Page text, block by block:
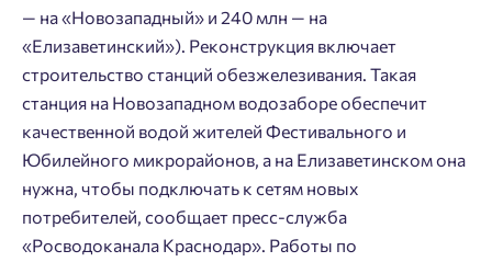
— на «Новозападный» и 240 млн — на
«Елизаветинский»). Реконструкция включает
строительство станций обезжелезивания. Такая
станция на Новозападном водозаборе обеспечит
качественной водой жителей Фестивального и
Юбилейного микрорайонов, а на Елизаветинском она
нужна, чтобы подключать к сетям новых
потребителей, сообщает пресс-служба
«Росводоканала Краснодар». Работы по